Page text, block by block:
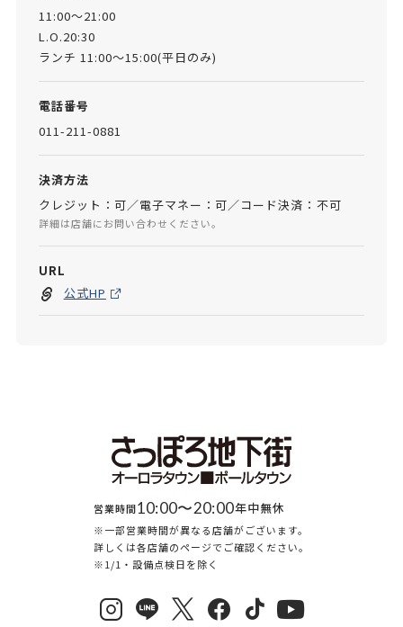
11:00～21:00
L.O.20:30
ランチ 11:00～15:00(平日のみ)
電話番号
011-211-0881
決済方法
クレジット：可／電子マネー：可／コード決済：不可
詳細は店舗にお問い合わせください。
URL
公式HP
営業時間10:00〜20:00年中無休
※一部営業時間が異なる店舗がございます。
詳しくは各店舗のページでご確認ください。
※1/1・設備点検日を除く